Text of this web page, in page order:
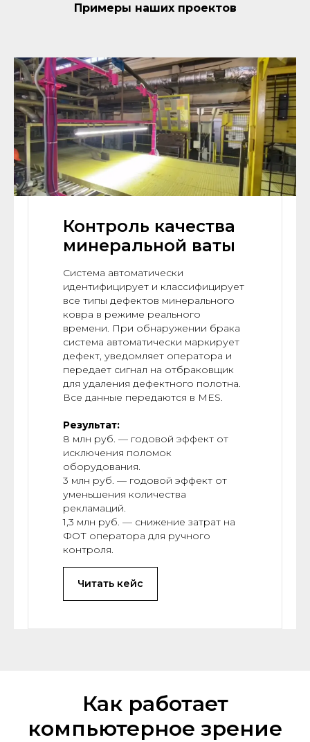
Примеры наших проектов
Контроль качества
минеральной ваты
Система автоматически
идентифицирует и классифицирует
все типы дефектов минерального
ковра в режиме реального
времени. При обнаружении брака
система автоматически маркирует
дефект, уведомляет оператора и
передает сигнал на отбраковщик
для удаления дефектного полотна.
Все данные передаются в MES.
Результат:
8 млн руб. — годовой эффект от
исключения поломок
оборудования.
3 млн руб. — годовой эффект от
уменьшения количества
рекламаций.
1,3 млн руб. — снижение затрат на
ФОТ оператора для ручного
контроля.
Читать кейс
Как работает
компьютерное зрение